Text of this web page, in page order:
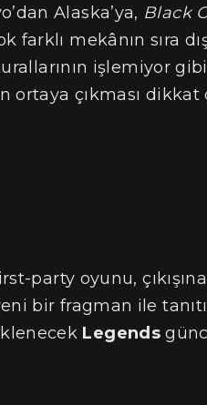
Alaska’ya, Black
farklı mekânın sıra
işlemiyor
ortaya çıkması dikkat
party oyunu,
bir fragman ile
Legends